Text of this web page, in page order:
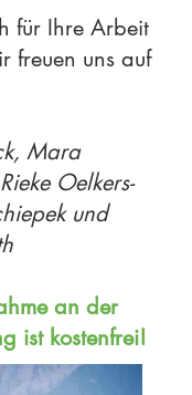
für Ihre Arbeit
freuen uns auf
Mara
Oelkers-
und
an der
ist kostenfrei!